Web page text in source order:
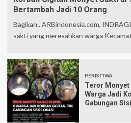
Bertambah Jadi 10 Orang
Bagikan.. ARBindonesia.com,
sakti yang meresahkan warga
PERISTIWA
Teror Monyet
Warga Jadi
Gabungan